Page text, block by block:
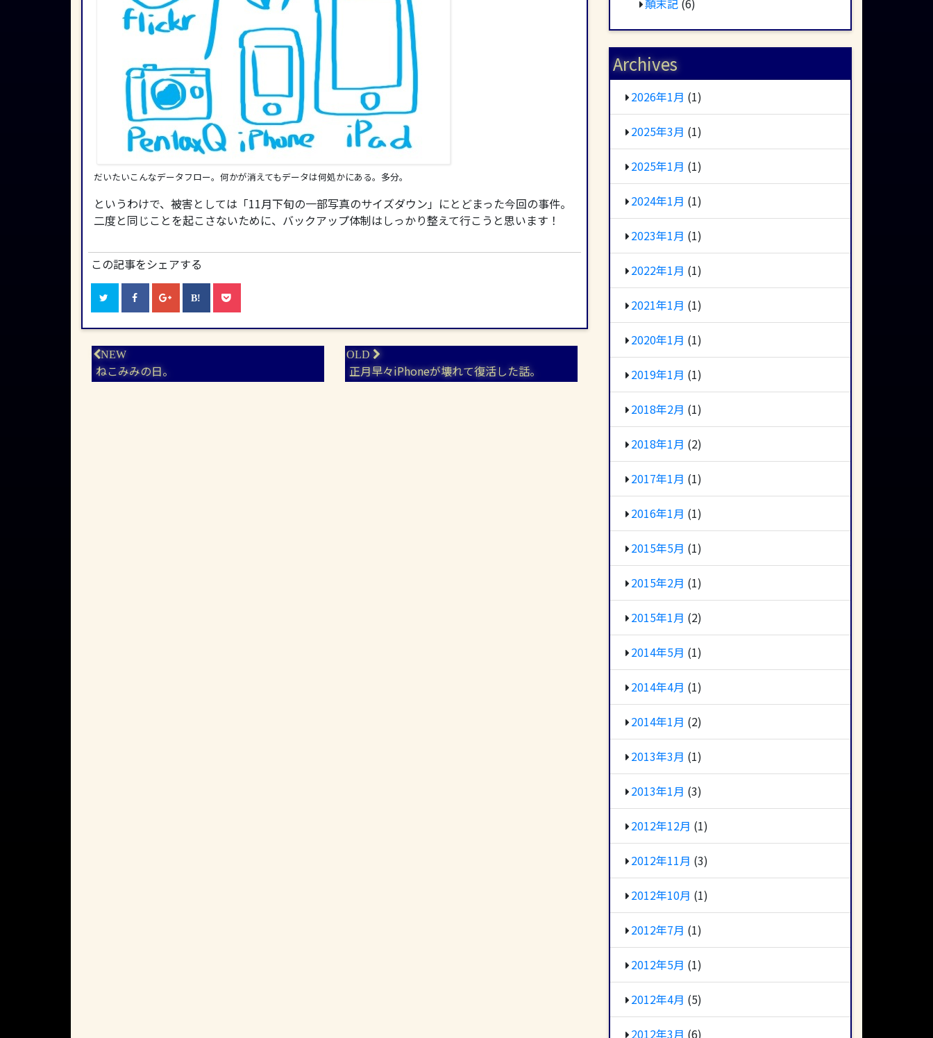
だいたいこんなデータフロー。何かが消えてもデータは何処かにある。多分。
というわけで、被害としては「11月下旬の一部写真のサイズダウン」にとどまった今回の事件。
二度と同じことを起こさないために、バックアップ体制はしっかり整えて行こうと思います！
この記事をシェアする
正月早々iPhoneが壊れて復活した話。
ねこみみの日。
顛末記 (6)
Archives
2026年1月 (1)
2025年3月 (1)
2025年1月 (1)
2024年1月 (1)
2023年1月 (1)
2022年1月 (1)
2021年1月 (1)
2020年1月 (1)
2019年1月 (1)
2018年2月 (1)
2018年1月 (2)
2017年1月 (1)
2016年1月 (1)
2015年5月 (1)
2015年2月 (1)
2015年1月 (2)
2014年5月 (1)
2014年4月 (1)
2014年1月 (2)
2013年3月 (1)
2013年1月 (3)
2012年12月 (1)
2012年11月 (3)
2012年10月 (1)
2012年7月 (1)
2012年5月 (1)
2012年4月 (5)
2012年3月 (6)